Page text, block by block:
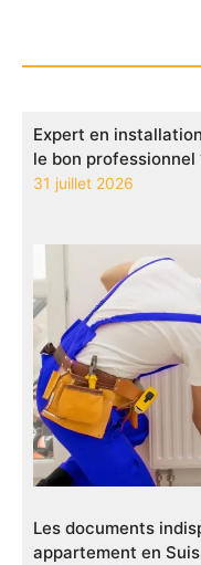
Expert en
le bon professionnel
31 juillet 2026
Les documents
appartement en